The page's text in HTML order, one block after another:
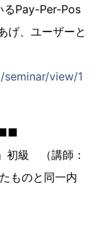
るPay-Per-Pos
げ、ユーザーと
view/1
■■
初級 （講師：
ものと同一内